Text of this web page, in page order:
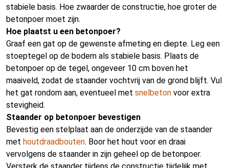
stabiele basis. Hoe zwaarder de constructie, hoe groter de
betonpoer moet zijn.
Hoe plaatst u een betonpoer?
Graaf een gat op de gewenste afmeting en diepte. Leg een
stoeptegel op de bodem als stabiele basis. Plaats de
betonpoer op de tegel, ongeveer 10 cm boven het
maaiveld, zodat de staander vochtvrij van de grond blijft. Vul
het gat rondom aan, eventueel met snelbeton voor extra
stevigheid.
Staander op betonpoer bevestigen
Bevestig een stelplaat aan de onderzijde van de staander
met houtdraadbouten. Boor het hout voor en draai
vervolgens de staander in zijn geheel op de betonpoer.
Versterk de staander tijdens de constructie tijdelijk met